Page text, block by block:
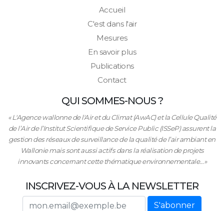
Accueil
C'est dans l'air
Mesures
En savoir plus
Publications
Contact
QUI SOMMES-NOUS ?
« L'Agence wallonne de l'Air et du Climat (AwAC) et la Cellule Qualité
de l’Air de l’Institut Scientifique de Service Public (ISSeP) assurent la
gestion des réseaux de surveillance de la qualité de l’air ambiant en
Wallonie mais sont aussi actifs dans la réalisation de projets
innovants concernant cette thématique environnementale…»
INSCRIVEZ-VOUS À LA NEWSLETTER
Adresse email S'abonner